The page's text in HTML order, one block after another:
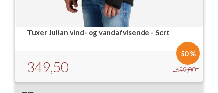
Tuxer Julian vind- og vandafvisende - Sort
699,00
349,50
50 %